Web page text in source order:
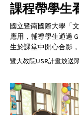
課程帶學生
國立暨南國際大學「
應用，輔導學生通過
生於課堂中開心合影
暨大教院USR計畫放送